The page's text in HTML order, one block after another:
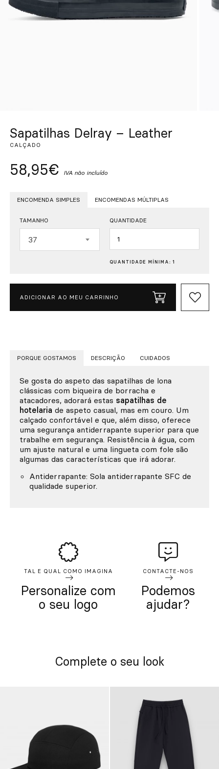
Sapatilhas Delray – Leather
CALÇADO
58,95€ IVA não incluído
ENCOMENDA SIMPLES ENCOMENDAS MÚLTIPLAS
TAMANHO
37
QUANTIDADE
QUANTIDADE MÍNIMA: 1
ADICIONAR AO MEU CARRINHO
PORQUE GOSTAMOS DESCRIÇÃO CUIDADOS
Se gosta do aspeto das sapatilhas de lona
clássicas com biqueira de borracha e
atacadores, adorará estas sapatilhas de
hotelaria de aspeto casual, mas em couro. Um
calçado confortável e que, além disso, oferece
uma segurança antiderrapante superior para que
trabalhe em segurança. Resistência à água, com
um ajuste natural e uma lingueta com fole são
algumas das características que irá adorar.
Antiderrapante: Sola antiderrapante SFC de
qualidade superior.
TAL E QUAL COMO IMAGINA
Personalize com
o seu logo
CONTACTE-NOS
Podemos
ajudar?
Complete o seu look